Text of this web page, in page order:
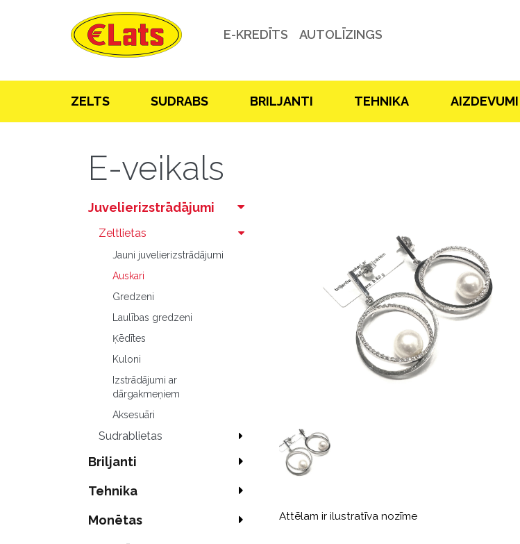
E-KREDĪTS AUTOLĪZINGS
ZELTS SUDRABS BRILJANTI TEHNIKA AIZDEVUMI
E-veikals
Juvelierizstrādājumi
Zeltlietas
Jauni juvelierizstrādājumi
Auskari
Gredzeni
Laulības gredzeni
Ķēdītes
Kuloni
Izstrādājumi ar
dārgakmeņiem
Aksesuāri
Sudrablietas
Briljanti
Tehnika
Monētas
Attēlam ir ilustratīva nozīme